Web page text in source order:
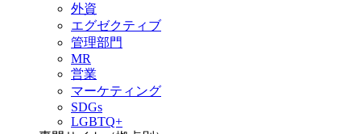
外資
エグゼクティブ
管理部門
MR
営業
マーケティング
SDGs
LGBTQ+